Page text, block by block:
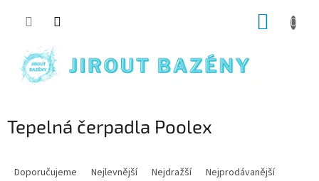
Tepelná čerpadla Poolex
Doporučujeme Nejlevnější Nejdražší
Nejprodávanější